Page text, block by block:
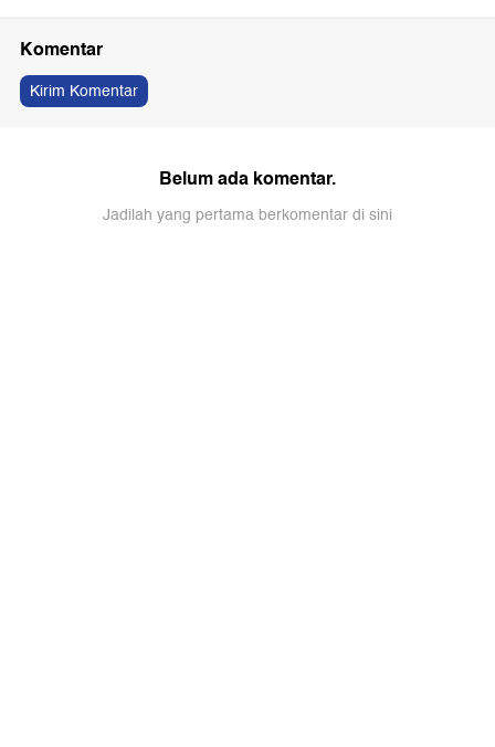
Komentar
Kirim Komentar
Belum ada komentar.
Jadilah yang pertama berkomentar di sini